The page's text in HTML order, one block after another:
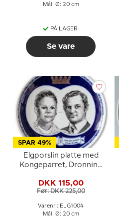
Mål: Ø: 20 cm
PÅ LAGER
Se vare
SPAR 49%
Elgporslin platte med
Kongeparret, Dronning
Gustaf
DKK 115,00
Før: DKK 225,00
Varenr.: ELG1004
Mål: Ø: 20 cm